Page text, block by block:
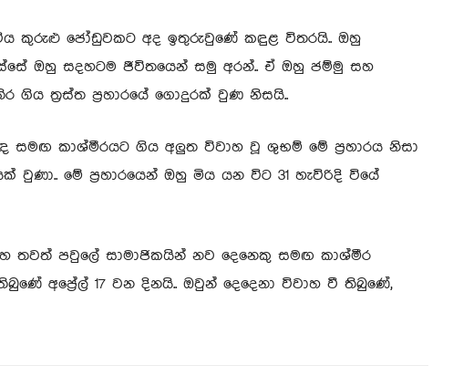
කුරුළු ජෝඩුවකට අද ඉතුරුවුණේ කඳුළ විතරයි.. ඔහු
ඔහු සදහටම ජීවිතයෙන් සමු අරන්.. ඒ ඔහු ජම්මු සහ
ගිය ත්‍රස්ත ප්‍රහාරයේ ගොදුරක් වුණ නිසයි..
සමඟ කාශ්මීරයට ගිය අලුත විවාහ වූ ශුභම් මේ ප්‍රහාරය නිසා
වුණා.. මේ ප්‍රහාරයෙන් ඔහු මිය යන විට 31 හැවිරිදි වියේ
තවත් පවුලේ සාමාජිකයින් නව දෙනෙකු සමඟ කාශ්මීර
අප්‍රේල් 17 වන දිනයි.. ඔවුන් දෙදෙනා විවාහ වී තිබුණේ,